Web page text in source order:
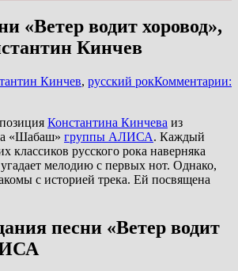
«Ветер водит хоровод»,
Кинчев
Кинчев, русский рокКомментарии:
Константина Кинчева из
«Шабаш» группы АЛИСА. Каждый
классиков русского рока наверняка
мелодию с первых нот. Однако,
с историей трека. Ей посвящена
песни «Ветер водит